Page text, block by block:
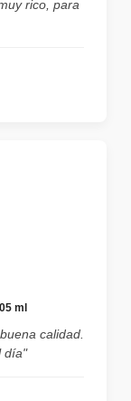
rico, para
ml
calidad.
día"